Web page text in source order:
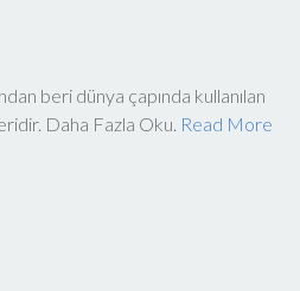
beri dünya çapında kullanılan
Daha Fazla Oku. Read More